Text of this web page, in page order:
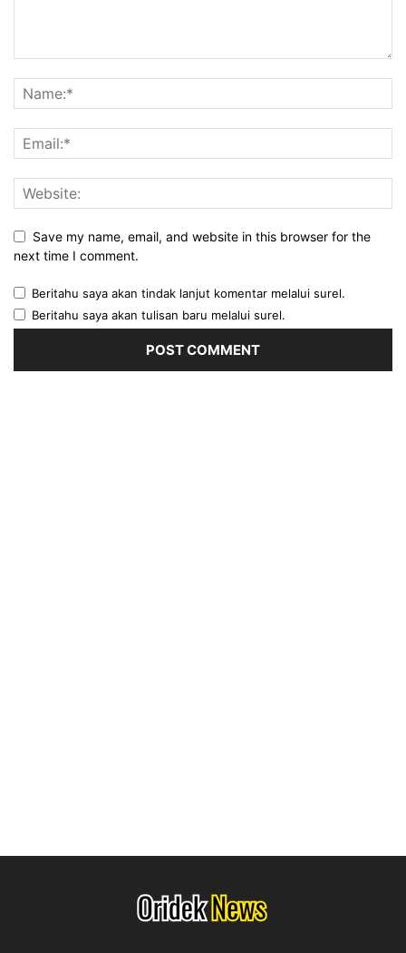
Save my name, email, and website in this browser for the
next time I comment.
Beritahu saya akan tindak lanjut komentar melalui surel.
Beritahu saya akan tulisan baru melalui surel.